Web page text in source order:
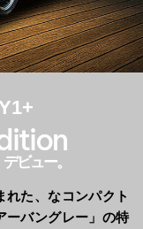
ビュー。
れた、なコンパクト
ーバングレー」の特